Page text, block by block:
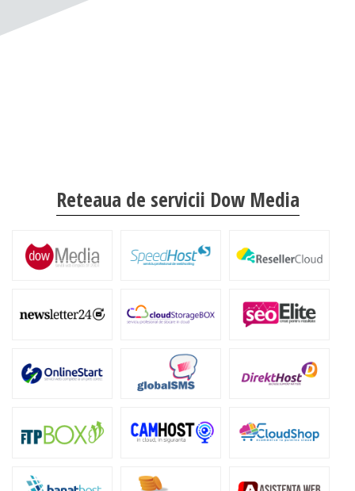
Reteaua de servicii Dow Media